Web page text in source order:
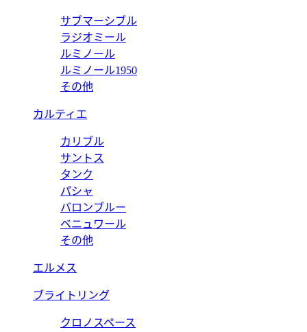
サブマーシブル
ラジオミール
ルミノール
ルミノール1950
その他
カルティエ
カリブル
サントス
タンク
パシャ
バロンブルー
ベニュワール
その他
エルメス
ブライトリング
クロノスペース